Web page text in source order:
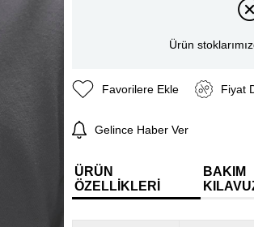
Ürün
Favorilere Ekle Fiyat
Gelince Haber Ver
ÜRÜN
ÖZELLIKLERI
BAKIM